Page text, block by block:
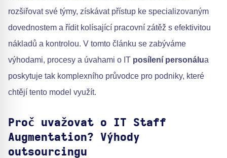
rozšiřovat své týmy, získávat přístup ke specializovaným
dovednostem a řídit kolísající pracovní zátěž s efektivitou
nákladů a kontrolou. V tomto článku se zabýváme
výhodami, procesy a úvahami o IT posílení personálua
poskytuje tak komplexního průvodce pro podniky, které
chtějí tento model využít.
Proč uvažovat o IT Staff
Augmentation? Výhody
outsourcingu